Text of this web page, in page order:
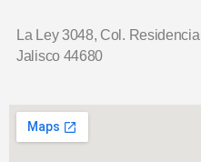
La Ley 3048, Col.
Jalisco 44680